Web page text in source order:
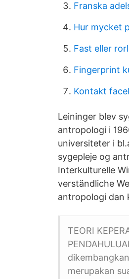
Franska
Hur mycket
Fast eller
Fingerprint
Kontakt
Leininger blev
antropologi i
universiteter i
sygepleje og
Interkulturelle
verständliche
antropologi dan
TEORI
merupakan